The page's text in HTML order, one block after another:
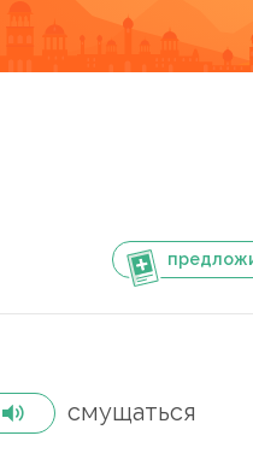
смущаться